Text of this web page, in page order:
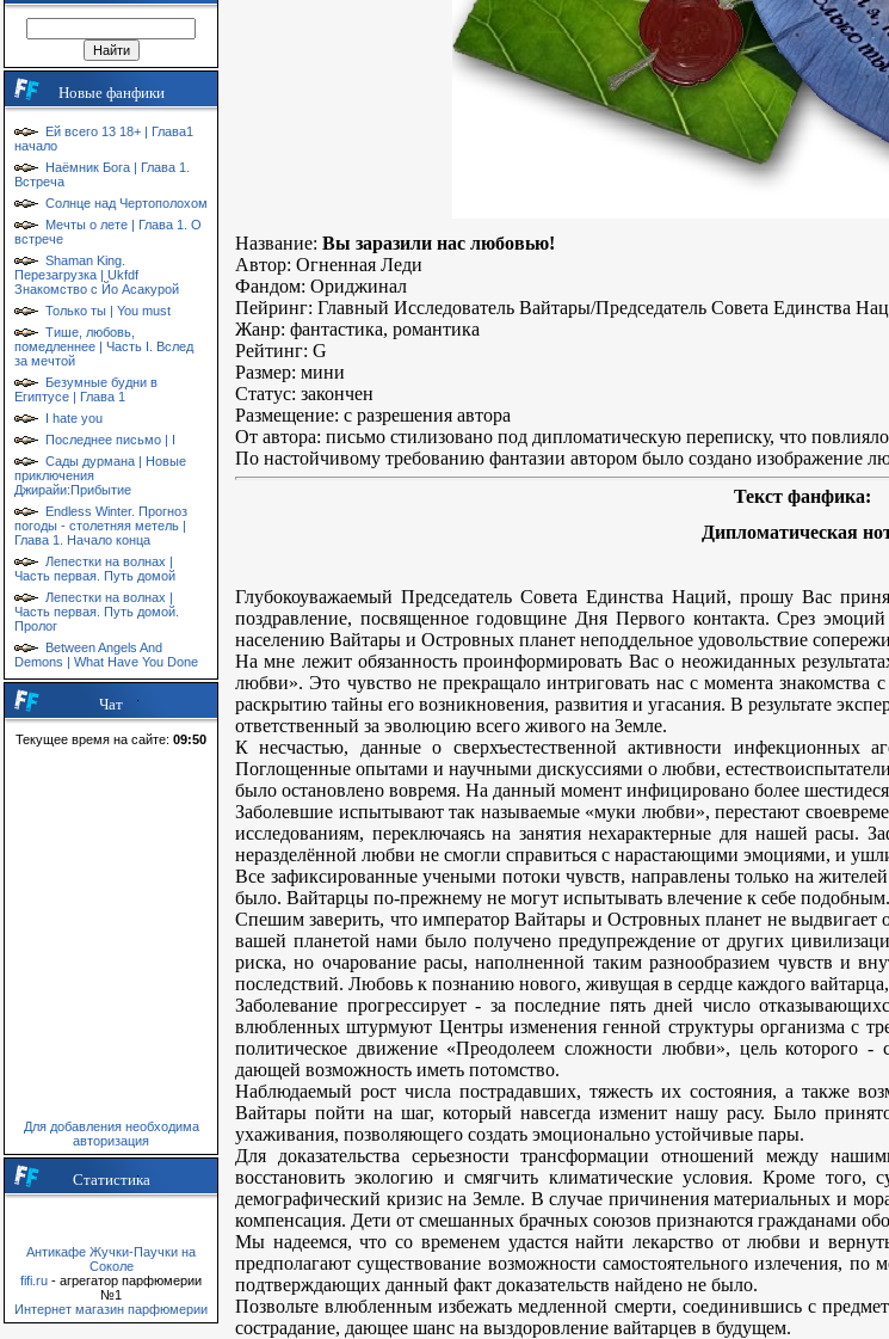
Новые фанфики
Ей всего 13 18+ | Глава1
начало
Наёмник Бога | Глава 1.
Встреча
Солнце над Чертополохом
Мечты о лете | Глава 1. О
встрече
Shaman King.
Перезагрузка | Ukfdf
Знакомство с Йо Асакурой
Только ты | You must
Тише, любовь,
помедленнее | Часть I. Вслед
за мечтой
Безумные будни в
Египтусе | Глава 1
I hate you
Последнее письмо | I
Сады дурмана | Новые
приключения
Джирайи:Прибытие
Endless Winter. Прогноз
погоды - столетняя метель |
Глава 1. Начало конца
Лепестки на волнах |
Часть первая. Путь домой
Лепестки на волнах |
Часть первая. Путь домой.
Пролог
Between Angels And
Demons | What Have You Done
Чат
Текущее время на сайте: 09:50
Для добавления необходима
авторизация
Статистика
Антикафе Жучки-Паучки на
Соколе
fifi.ru - агрегатор парфюмерии
№1
Интернет магазин парфюмерии
Название: Вы заразили нас любовью!
Автор: Огненная Леди
Фандом: Ориджинал
Пейринг: Главный Исследователь Вайтары/Председатель Совета Единства
Жанр: фантастика, романтика
Рейтинг: G
Размер: мини
Статус: закончен
Размещение: с разрешения автора
От автора: письмо стилизовано под дипломатическую переписку, что
По настойчивому требованию фантазии автором было создано изображение
Текст фанфика:
Дипломатическая
Глубокоуважаемый Председатель Совета Единства Наций, прошу Вас
поздравление, посвященное годовщине Дня Первого контакта. Срез
населению Вайтары и Островных планет неподдельное удовольствие
На мне лежит обязанность проинформировать Вас о неожиданных
любви». Это чувство не прекращало интриговать нас с момента знакомства
раскрытию тайны его возникновения, развития и угасания. В результате
ответственный за эволюцию всего живого на Земле.
К несчастью, данные о сверхъестественной активности инфекционных
Поглощенные опытами и научными дискуссиями о любви,
было остановлено вовремя. На данный момент инфицировано более
Заболевшие испытывают так называемые «муки любви», перестают
исследованиям, переключаясь на занятия нехарактерные для нашей расы.
неразделённой любви не смогли справиться с нарастающими эмоциями, и
Все зафиксированные учеными потоки чувств, направлены только на
было. Вайтарцы по-прежнему не могут испытывать влечение к себе подобным.
Спешим заверить, что император Вайтары и Островных планет не выдвигает
вашей планетой нами было получено предупреждение от других
риска, но очарование расы, наполненной таким разнообразием чувств и
последствий. Любовь к познанию нового, живущая в сердце каждого
Заболевание прогрессирует - за последние пять дней число
влюбленных штурмуют Центры изменения генной структуры организма с
политическое движение «Преодолеем сложности любви», цель которого
дающей возможность иметь потомство.
Наблюдаемый рост числа пострадавших, тяжесть их состояния, а также
Вайтары пойти на шаг, который навсегда изменит нашу расу. Было
ухаживания, позволяющего создать эмоционально устойчивые пары.
Для доказательства серьезности трансформации отношений между
восстановить экологию и смягчить климатические условия. Кроме того,
демографический кризис на Земле. В случае причинения материальных и
компенсация. Дети от смешанных брачных союзов признаются гражданами
Мы надеемся, что со временем удастся найти лекарство от любви и
предполагают существование возможности самостоятельного излечения, по
подтверждающих данный факт доказательств найдено не было.
Позвольте влюбленным избежать медленной смерти, соединившись с
сострадание, дающее шанс на выздоровление вайтарцев в будущем.